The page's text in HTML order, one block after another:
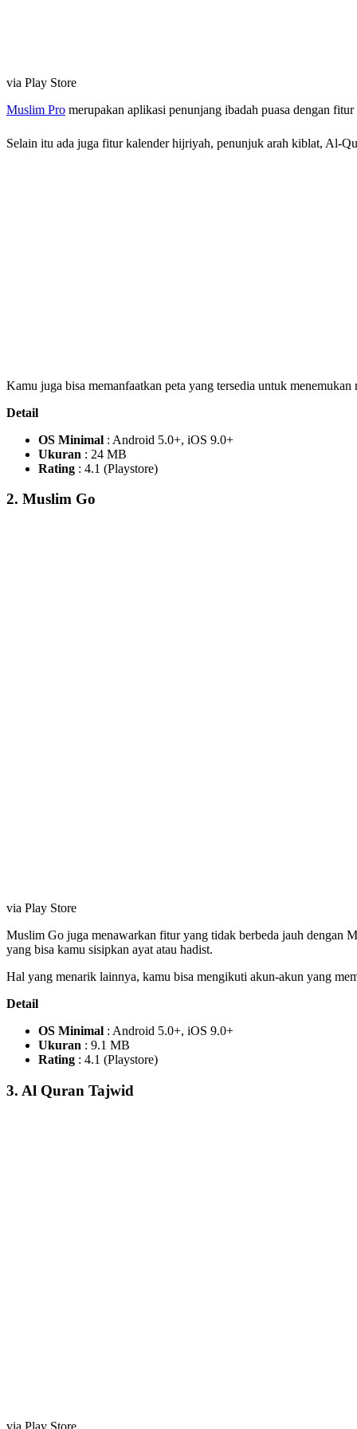
via Play Store
Muslim Pro merupakan aplikasi penunjang ibadah puasa dengan
Selain itu ada juga fitur kalender hijriyah, penunjuk arah kiblat, Al-
Kamu juga bisa memanfaatkan peta yang tersedia untuk
Detail
OS Minimal : Android 5.0+, iOS 9.0+
Ukuran : 24 MB
Rating : 4.1 (Playstore)
2. Muslim Go
via Play Store
Muslim Go juga menawarkan fitur yang tidak berbeda jauh dengan
yang bisa kamu sisipkan ayat atau hadist.
Hal yang menarik lainnya, kamu bisa mengikuti akun-akun yang
Detail
OS Minimal : Android 5.0+, iOS 9.0+
Ukuran : 9.1 MB
Rating : 4.1 (Playstore)
3. Al Quran Tajwid
via Play Store